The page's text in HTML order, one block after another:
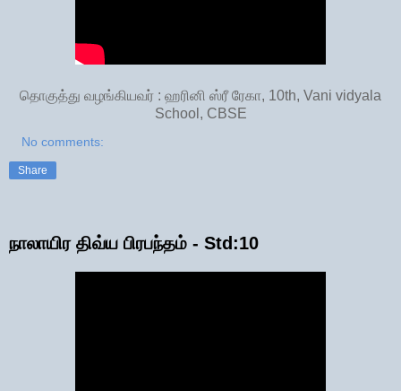
தொகுத்து வழங்கியவர் : ஹரினி ஸ்ரீ ரேகா, 10th, Vani vidyala
School, CBSE
No comments:
Share
நாலாயிர திவ்ய பிரபந்தம் - Std:10